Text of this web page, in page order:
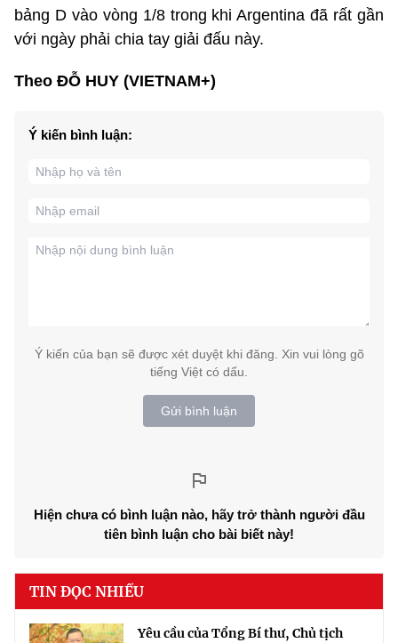
bảng D vào vòng 1/8 trong khi Argentina đã rất gần
với ngày phải chia tay giải đấu này.
Theo ĐỖ HUY (VIETNAM+)
Ý kiến bình luận:
Ý kiến của bạn sẽ được xét duyệt khi đăng. Xin vui lòng gõ
tiếng Việt có dấu.
Gửi bình luận
Hiện chưa có bình luận nào, hãy trở thành người đầu
tiên bình luận cho bài biết này!
TIN ĐỌC NHIỀU
Yêu cầu của Tổng Bí thư, Chủ tịch